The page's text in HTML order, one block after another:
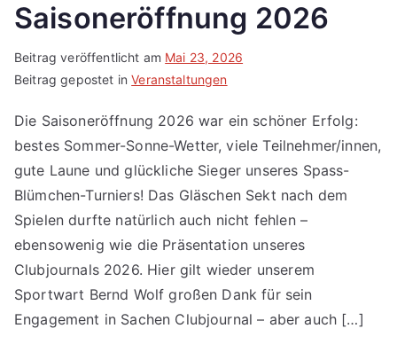
Saisoneröffnung 2026
Beitrag veröffentlicht am Mai 23, 2026
Beitrag gepostet inVeranstaltungen
Die Saisoneröffnung 2026 war ein schöner Erfolg:
bestes Sommer-Sonne-Wetter, viele Teilnehmer/innen,
gute Laune und glückliche Sieger unseres Spass-
Blümchen-Turniers! Das Gläschen Sekt nach dem
Spielen durfte natürlich auch nicht fehlen –
ebensowenig wie die Präsentation unseres
Clubjournals 2026. Hier gilt wieder unserem
Sportwart Bernd Wolf großen Dank für sein
Engagement in Sachen Clubjournal – aber auch […]